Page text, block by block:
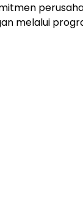
melalui